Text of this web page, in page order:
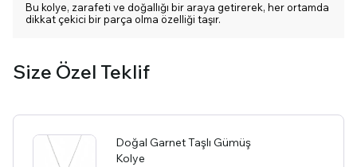
Bu kolye, zarafeti ve doğallığı bir araya getirerek, her ortamda
dikkat çekici bir parça olma özelliği taşır.
Size Özel Teklif
Doğal Garnet Taşlı Gümüş
Kolye